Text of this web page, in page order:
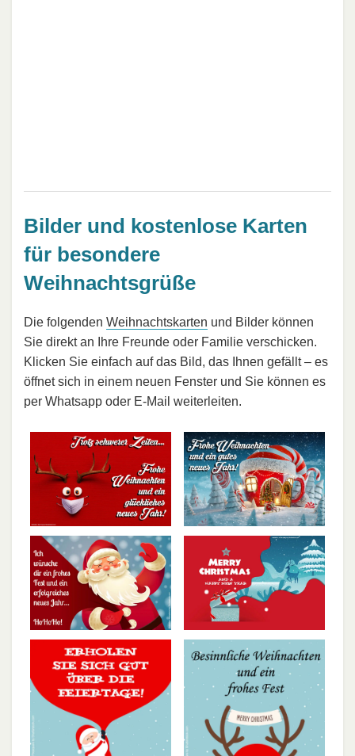
Bilder und kostenlose Karten
für besondere
Weihnachtsgrüße
Die folgenden Weihnachtskarten und Bilder können
Sie direkt an Ihre Freunde oder Familie verschicken.
Klicken Sie einfach auf das Bild, das Ihnen gefällt – es
öffnet sich in einem neuen Fenster und Sie können es
per Whatsapp oder E-Mail weiterleiten.